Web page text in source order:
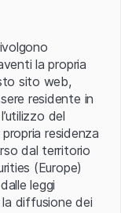
e
netti
dell’indice
caporedattore di
e dai redattori
la propria
sito web,
residente in
del
residenza
dal territorio
(Europe)
leggi
la diffusione dei